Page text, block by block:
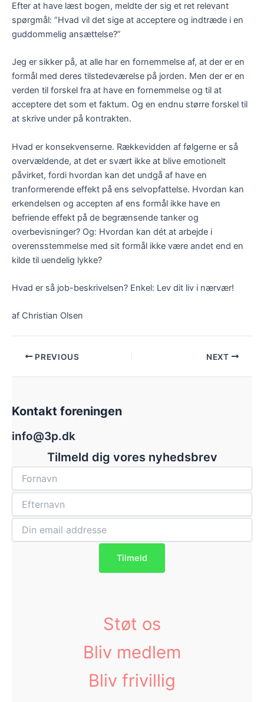
Efter at have læst bogen, meldte der sig et ret relevant
spørgmål: ”Hvad vil det sige at acceptere og indtræde i en
guddommelig ansættelse?”
Jeg er sikker på, at alle har en fornemmelse af, at der er en
formål med deres tilstedeværelse på jorden. Men der er en
verden til forskel fra at have en fornemmelse og til at
acceptere det som et faktum. Og en endnu større forskel til
at skrive under på kontrakten.
Hvad er konsekvenserne. Rækkevidden af følgerne er så
overvældende, at det er svært ikke at blive emotionelt
påvirket, fordi hvordan kan det undgå af have en
tranformerende effekt på ens selvopfattelse. Hvordan kan
erkendelsen og accepten af ens formål ikke have en
befriende effekt på de begrænsende tanker og
overbevisninger? Og: Hvordan kan dét at arbejde i
overensstemmelse med sit formål ikke være andet end en
kilde til uendelig lykke?
Hvad er så job-beskrivelsen? Enkel: Lev dit liv i nærvær!
af Christian Olsen
PREVIOUS NEXT
Kontakt foreningen
info@3p.dk
Tilmeld dig vores nyhedsbrev
Støt os
Bliv medlem
Bliv frivillig